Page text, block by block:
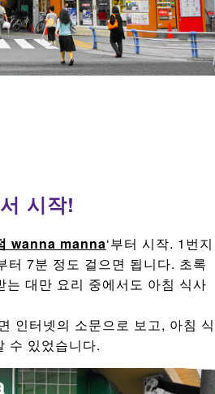
시작!
wanna manna‘부터 시작. 1번지
터 7분 정도 걸으면 됩니다. 초록
대만 요리 중에서도 아침 식사
인터넷의 소문으로 보고, 아침 식
수 있었습니다.